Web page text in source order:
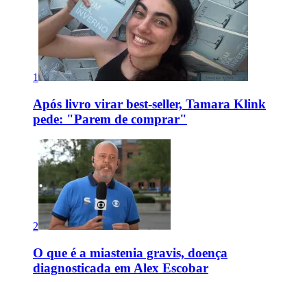
1
Após livro virar best-seller, Tamara Klink
pede: "Parem de comprar"
2
O que é a miastenia gravis, doença
diagnosticada em Alex Escobar